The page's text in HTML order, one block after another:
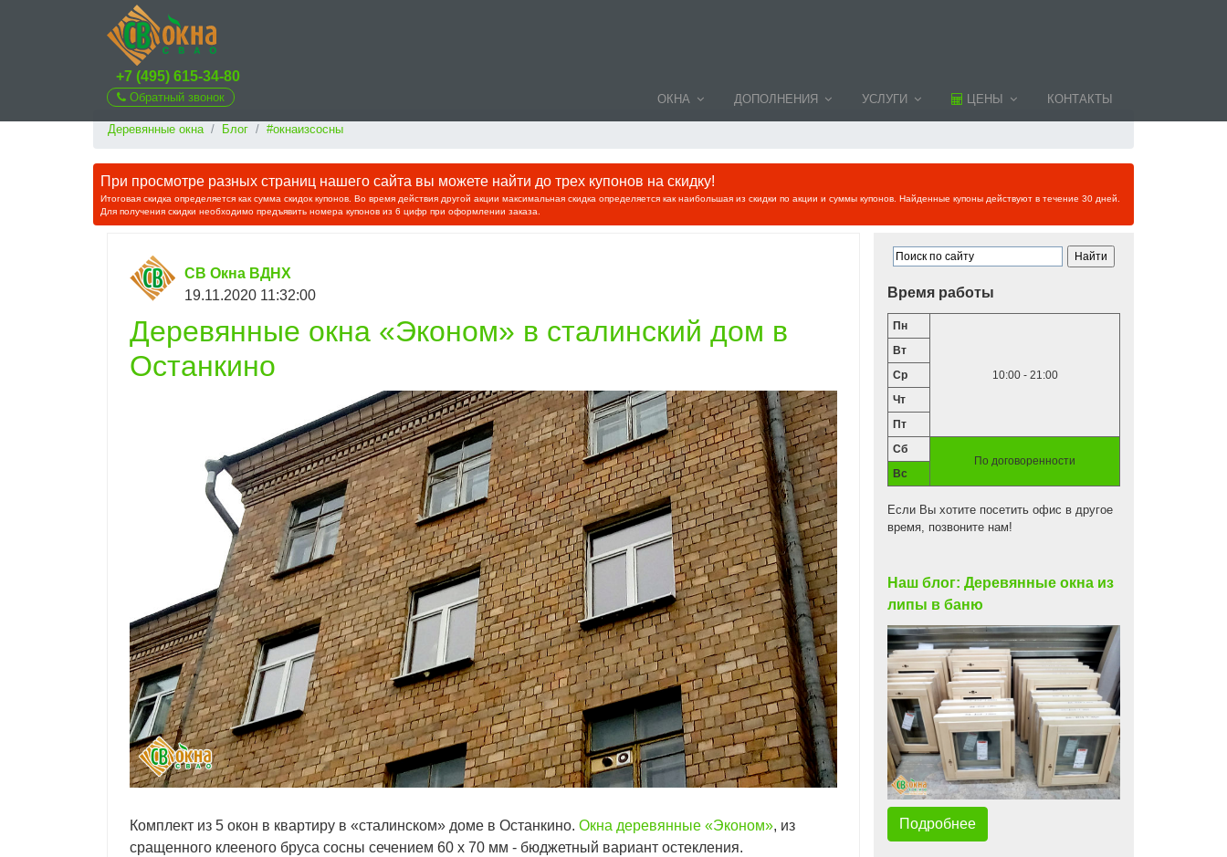
+7 (495) 615-34-80
Обратный звонок ОКНА ДОПОЛНЕНИЯ УСЛУГИ ЦЕНЫ КОНТАКТЫ
Деревянные окна Блог #окнаизсосны
При просмотре разных страниц нашего сайта вы можете найти до трех купонов на скидку!
Итоговая скидка определяется как сумма скидок купонов. Во время действия другой акции максимальная скидка определяется как наибольшая из скидки по акции и суммы купонов. Найденные купоны действуют в течение 30 дней.
Для получения скидки необходимо предъявить номера купонов из 6 цифр при оформлении заказа.
СВ Окна ВДНХ
19.11.2020 11:32:00
Деревянные окна «Эконом» в сталинский дом в
Останкино
Комплект из 5 окон в квартиру в «сталинском» доме в Останкино. Окна деревянные «Эконом», из
сращенного клееного бруса сосны сечением 60 х 70 мм - бюджетный вариант остекления.
Время работы
Пн
10:00 - 21:00
Вт
Ср
Чт
Пт
Сб
По договоренности
Вс
Если Вы хотите посетить офис в другое
время, позвоните нам!
Наш блог: Деревянные окна из
липы в баню
Подробнее